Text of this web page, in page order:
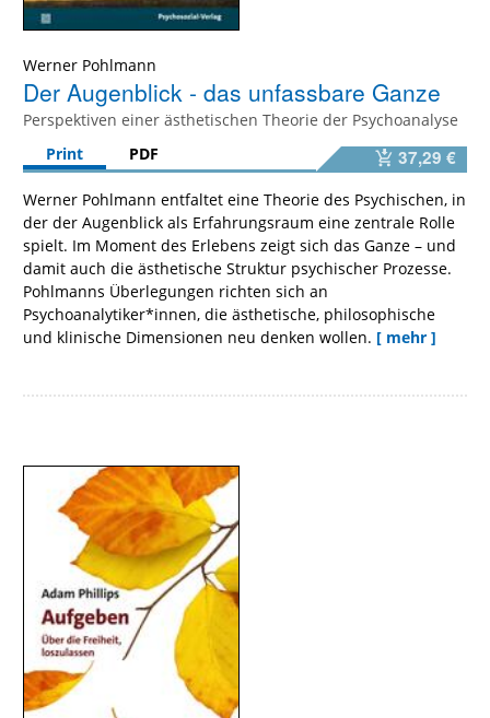
Werner Pohlmann
Der Augenblick - das unfassbare Ganze
Perspektiven einer ästhetischen Theorie der Psychoanalyse
Print
PDF 37,29 €
Werner Pohlmann entfaltet eine Theorie des Psychischen, in
der der Augenblick als Erfahrungsraum eine zentrale Rolle
spielt. Im Moment des Erlebens zeigt sich das Ganze – und
damit auch die ästhetische Struktur psychischer Prozesse.
Pohlmanns Überlegungen richten sich an
Psychoanalytiker*innen, die ästhetische, philosophische
und klinische Dimensionen neu denken wollen. [ mehr ]